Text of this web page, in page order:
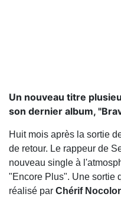
Un nouveau titre
son dernier album,
Huit mois après la sortie
de retour. Le rappeur de
nouveau single à
"Encore Plus". Une sortie
réalisé par Chérif Nocolor